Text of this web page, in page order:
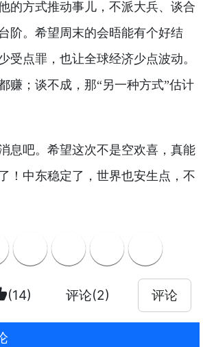
的方式推动事儿，不派大兵、谈合
阶。希望周末的会晤能有个好结
受点罪，也让全球经济少点波动。
赚；谈不成，那“另一种方式”估计
息吧。希望这次不是空欢喜，真能
！中东稳定了，世界也安生点，不
(14) 评论(2) 评论